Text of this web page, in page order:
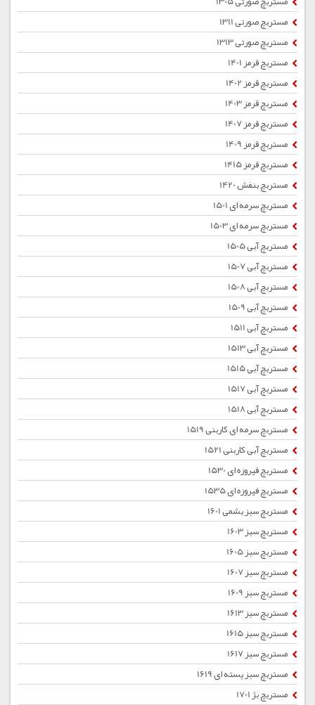
مستربچ صورتی 1311
مستربچ صورتی 1313
مستربچ قرمز 1401
مستربچ قرمز 1402
مستربچ قرمز 1403
مستربچ قرمز 1407
مستربچ قرمز 1409
مستربچ قرمز 1415
مستربچ بنفش 1420
مستربچ سرمه ای 1501
مستربچ سرمه ای 1503
مستربچ آبی 1505
مستربچ آبی 1507
مستربچ آبی 1508
مستربچ آبی 1509
مستربچ آبی 1511
مستربچ آبی 1513
مستربچ آبی 1515
مستربچ آبی 1517
مستربچ آبی 1518
مستربچ سرمه ای کاربنی 1519
مستربچ آبی کاربنی 1521
مستربچ فیروزه ای 1530
مستربچ فیروزه ای 1535
مستربچ سبز یشمی 1601
مستربچ سبز 1603
مستربچ سبز 1605
مستربچ سبز 1607
مستربچ سبز 1609
مستربچ سبز 1613
مستربچ سبز 1615
مستربچ سبز 1617
مستربچ سبز پسته ای 1619
مستربچ بژ 1701